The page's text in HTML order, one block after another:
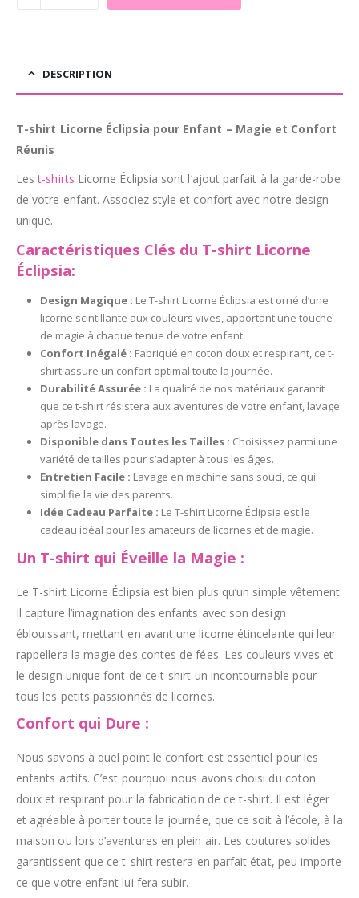
DESCRIPTION
T-shirt Licorne Éclipsia pour Enfant – Magie et Confort
Réunis
Lest-shirts Licorne Éclipsia sont l’ajout parfait à la garde-robe
de votre enfant. Associez style et confort avec notre design
unique.
Caractéristiques Clés du T-shirt Licorne
Éclipsia:
Design Magique : Le T-shirt Licorne Éclipsia est orné d’une
licorne scintillante aux couleurs vives, apportant une touche
de magie à chaque tenue de votre enfant.
Confort Inégalé : Fabriqué en coton doux et respirant, ce t-
shirt assure un confort optimal toute la journée.
Durabilité Assurée : La qualité de nos matériaux garantit
que ce t-shirt résistera aux aventures de votre enfant, lavage
après lavage.
Disponible dans Toutes les Tailles : Choisissez parmi une
variété de tailles pour s’adapter à tous les âges.
Entretien Facile : Lavage en machine sans souci, ce qui
simplifie la vie des parents.
Idée Cadeau Parfaite : Le T-shirt Licorne Éclipsia est le
cadeau idéal pour les amateurs de licornes et de magie.
Un T-shirt qui Éveille la Magie :
Le T-shirt Licorne Éclipsia est bien plus qu’un simple vêtement.
Il capture l’imagination des enfants avec son design
éblouissant, mettant en avant une licorne étincelante qui leur
rappellera la magie des contes de fées. Les couleurs vives et
le design unique font de ce t-shirt un incontournable pour
tous les petits passionnés de licornes.
Confort qui Dure :
Nous savons à quel point le confort est essentiel pour les
enfants actifs. C’est pourquoi nous avons choisi du coton
doux et respirant pour la fabrication de ce t-shirt. Il est léger
et agréable à porter toute la journée, que ce soit à l’école, à la
maison ou lors d’aventures en plein air. Les coutures solides
garantissent que ce t-shirt restera en parfait état, peu importe
ce que votre enfant lui fera subir.